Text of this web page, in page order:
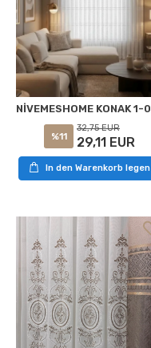
%11
32,75 EUR
29,11 EUR
In den Warenkorb legen